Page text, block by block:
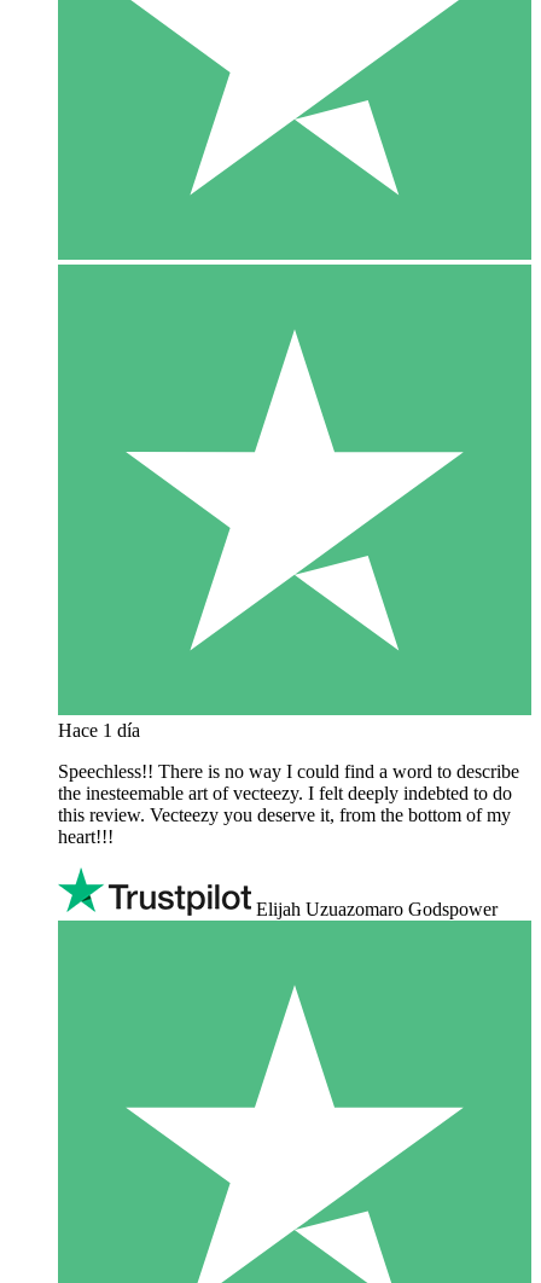
Hace 1 día
Speechless!! There is no way I could find a word to describe
the inesteemable art of vecteezy. I felt deeply indebted to do
this review. Vecteezy you deserve it, from the bottom of my
heart!!!
Elijah Uzuazomaro Godspower